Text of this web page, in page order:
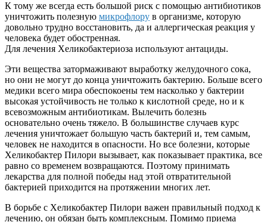
К тому же всегда есть большой риск с помощью антибиотиков
уничтожить полезную микрофлору в организме, которую
довольно трудно восстановить, да и аллергическая реакция у
человека будет обостренная.
Для лечения Хеликобактериоза используют антациды.
Эти вещества затормаживают выработку желудочного сока,
но они не могут до конца уничтожить бактерию. Больше всего
медики всего мира обеспокоены тем насколько у бактерии
высокая устойчивость не только к кислотной среде, но и к
всевозможным антибиотикам. Вылечить болезнь
основательно очень тяжело. В большинстве случаев курс
лечения уничтожает большую часть бактерий и, тем самым,
человек не находится в опасности. Но все болезни, которые
Хеликобактер Пилори вызывает, как показывает практика, все
равно со временем возвращаются. Поэтому принимать
лекарства для полной победы над этой отвратительной
бактерией приходится на протяжении многих лет.
В борьбе с Хеликобактер Пилори важен правильный подход к
лечению, он обязан быть комплексным. Помимо приема